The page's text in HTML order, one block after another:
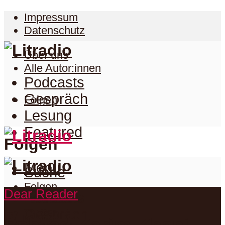
Impressum
Datenschutz
Über uns
Alle Autor:innen
Folgen
Folgen
Folgen
Facebook
Podcasts
Gespräch
Lesung
Featured
Menu
Suche
Podcasts
Dear Reader